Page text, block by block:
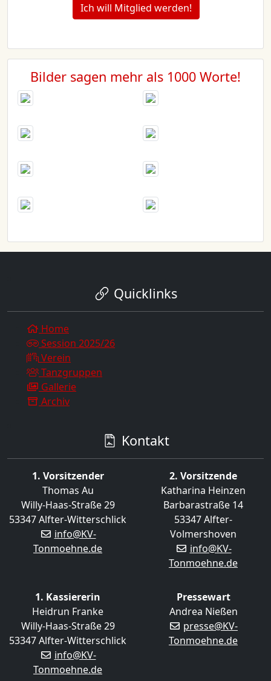
Ich will Mitglied werden!
Bilder sagen mehr als 1000 Worte!
Quicklinks
Home
Session 2025/26
Verein
Tanzgruppen
Gallerie
Archiv
Kontakt
1. Vorsitzender
Thomas Au
Willy-Haas-Straße 29
53347 Alfter-Witterschlick
info@KV-
Tonmoehne.de
2. Vorsitzende
Katharina Heinzen
Barbarastraße 14
53347 Alfter-
Volmershoven
info@KV-
Tonmoehne.de
1. Kassiererin
Heidrun Franke
Willy-Haas-Straße 29
53347 Alfter-Witterschlick
info@KV-
Tonmoehne.de
Pressewart
Andrea Nießen
presse@KV-
Tonmoehne.de